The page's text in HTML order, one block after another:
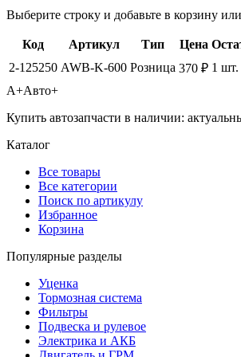
Выберите строку и добавьте в корзину
Код Артикул Тип Цена
2-125250 AWB-K-600 Розница 370 ₽ 1 шт.
А+Авто+
Купить автозапчасти в наличии:
Каталог
Все товары
Все категории
Поиск по артикулу
Избранное
Корзина
Популярные разделы
Уценка
Тормозная система
Фильтры
Подвеска и рулевое
Электрика и АКБ